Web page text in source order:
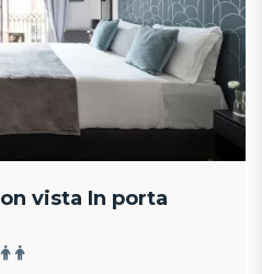
vista In porta